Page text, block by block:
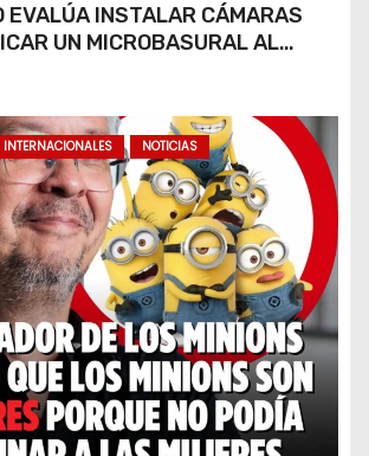
EVALÚA INSTALAR CÁMARAS
UN MICROBASURAL AL
INTERNACIONALES NOTICIAS